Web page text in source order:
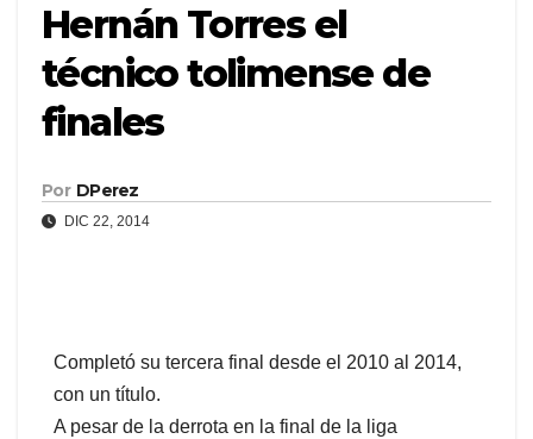
Hernán Torres el
técnico tolimense de
finales
Por DPerez
DIC 22, 2014
Completó su tercera final desde el 2010 al 2014,
con un título.
A pesar de la derrota en la final de la liga